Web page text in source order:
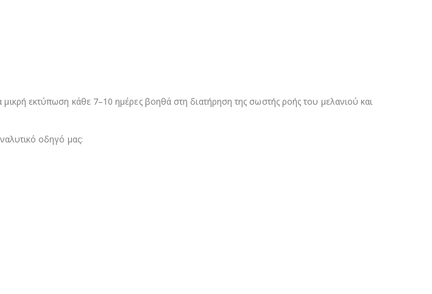
εκτύπωση κάθε 7–10 ημέρες βοηθά στη διατήρηση της σωστής ροής του μελανιού και
οδηγό μας: